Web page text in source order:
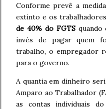
Conforme prevê a
extinto e os
de 40% do FGTSquando
invés de pagar quem
trabalho, o empregador
para o governo.
A quantia em dinheiro
Amparo ao Trabalhador
as contas individuais